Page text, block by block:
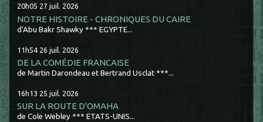
20h05 27 juil. 2026
NOTRE HISTOIRE - CHRONIQUES DU CAIRE
d'Abu Bakr Shawky *** EGYPTE...
11h54 26 juil. 2026
DE LA COMÉDIE FRANCAISE
de Martin Darondeau et Bertrand Usclat ***...
16h13 25 juil. 2026
SUR LA ROUTE D'OMAHA
de Cole Webley *** ETATS-UNIS...